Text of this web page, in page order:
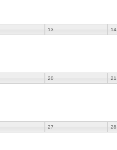
13 14
20 21
27 28